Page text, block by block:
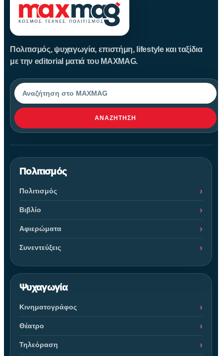
Πολιτισμός, ψυχαγωγία, επιστήμη, lifestyle και ταξίδια
με την editorial ματιά του MAXMAG.
Αναζήτηση
ΑΝΑΖΉΤΗΣΗ
Πολιτισμός
Πολιτισμός
Βιβλίο
Αφιερώματα
Συνεντεύξεις
Ψυχαγωγία
Κινηματογράφος
Θέατρο
Τηλεόραση